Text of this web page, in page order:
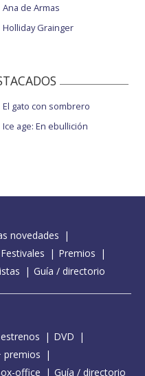
Ana de Armas
Holliday Grainger
El gato con sombrero
Ice age: En ebullición
novedades
Festivales
Premios
Guía / directorio
DVD
premios
office Guía / directorio